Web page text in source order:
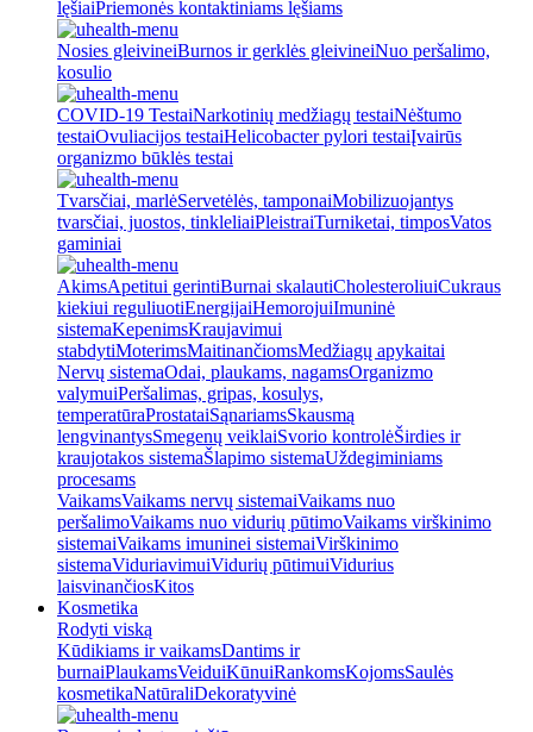
lęšiaiPriemonės kontaktiniams lęšiams
Nosies gleivineiBurnos ir gerklės gleivineiNuo peršalimo,
kosulio
COVID-19 TestaiNarkotinių medžiagų testaiNėštumo
testaiOvuliacijos testaiHelicobacter pylori testaiĮvairūs
organizmo būklės testai
Tvarsčiai, marlėServetėlės, tamponaiMobilizuojantys
tvarsčiai, juostos, tinkleliaiPleistraiTurniketai, timposVatos
gaminiai
AkimsApetitui gerintiBurnai skalautiCholesteroliuiCukraus
kiekiui reguliuotiEnergijaiHemorojuiImuninė
sistemaKepenimsKraujavimui
stabdytiMoterimsMaitinančiomsMedžiagų apykaitai
Nervų sistemaOdai, plaukams, nagamsOrganizmo
valymuiPeršalimas, gripas, kosulys,
temperatūraProstataiSąnariamsSkausmą
lengvinantysSmegenų veiklaiSvorio kontrolėŠirdies ir
kraujotakos sistemaŠlapimo sistemaUždegiminiams
procesams
VaikamsVaikams nervų sistemaiVaikams nuo
peršalimoVaikams nuo vidurių pūtimoVaikams virškinimo
sistemaiVaikams imuninei sistemaiVirškinimo
sistemaViduriavimuiVidurių pūtimuiVidurius
laisvinančiosKitos
Kosmetika
Rodyti viską
Kūdikiams ir vaikamsDantims ir
burnaiPlaukamsVeiduiKūnuiRankomsKojomsSaulės
kosmetikaNatūraliDekoratyvinė